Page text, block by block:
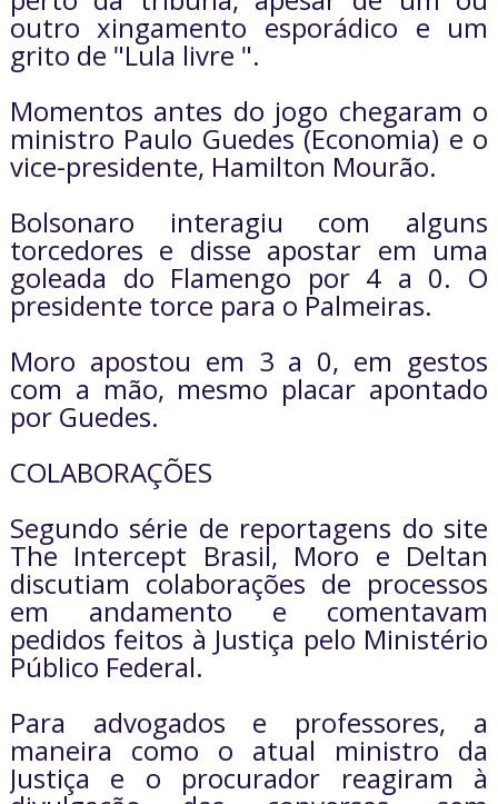
outro xingamento esporádico e um
grito de "Lula livre ".
Momentos antes do jogo chegaram o
ministro Paulo Guedes (Economia) e o
vice-presidente, Hamilton Mourão.
Bolsonaro interagiu com alguns
torcedores e disse apostar em uma
goleada do Flamengo por 4 a 0. O
presidente torce para o Palmeiras.
Moro apostou em 3 a 0, em gestos
com a mão, mesmo placar apontado
por Guedes.
COLABORAÇÕES
Segundo série de reportagens do site
The Intercept Brasil, Moro e Deltan
discutiam colaborações de processos
em andamento e comentavam
pedidos feitos à Justiça pelo Ministério
Público Federal.
Para advogados e professores, a
maneira como o atual ministro da
Justiça e o procurador reagiram à